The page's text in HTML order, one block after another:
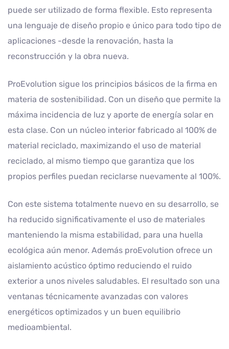
puede ser utilizado de forma flexible. Esto representa
una lenguaje de diseño propio e único para todo tipo de
aplicaciones -desde la renovación, hasta la
reconstrucción y la obra nueva.
ProEvolution sigue los principios básicos de la firma en
materia de sostenibilidad. Con un diseño que permite la
máxima incidencia de luz y aporte de energía solar en
esta clase. Con un núcleo interior fabricado al 100% de
material reciclado, maximizando el uso de material
reciclado, al mismo tiempo que garantiza que los
propios perfiles puedan reciclarse nuevamente al 100%.
Con este sistema totalmente nuevo en su desarrollo, se
ha reducido significativamente el uso de materiales
manteniendo la misma estabilidad, para una huella
ecológica aún menor. Además proEvolution ofrece un
aislamiento acústico óptimo reduciendo el ruido
exterior a unos niveles saludables. El resultado son una
ventanas técnicamente avanzadas con valores
energéticos optimizados y un buen equilibrio
medioambiental.